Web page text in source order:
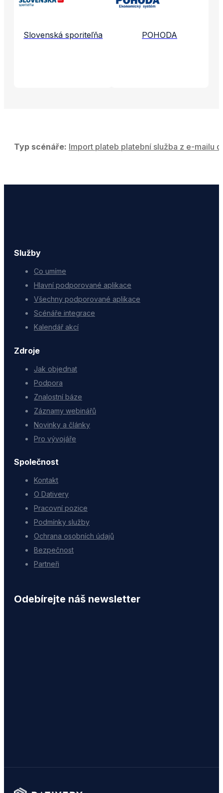
Slovenská sporiteľňa POHODA
Typ scénáře: Import plateb platební služba z e-mailu
Služby
Co umíme
Hlavní podporované aplikace
Všechny podporované aplikace
Scénáře integrace
Kalendář akcí
Zdroje
Jak objednat
Podpora
Znalostní báze
Záznamy webinářů
Novinky a články
Pro vývojáře
Společnost
Kontakt
O Dativery
Pracovní pozice
Podmínky služby
Ochrana osobních údajů
Bezpečnost
Partneři
Odebírejte náš newsletter